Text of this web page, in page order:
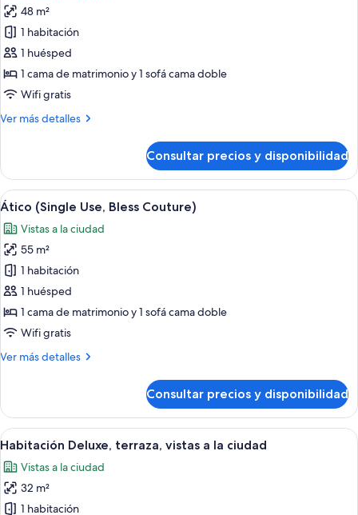
fotos
de
Suite
(Single
Use,
Blessed
Barcelona)
48 m²
1 habitación
1 huésped
1 cama de matrimonio y 1 sofá cama doble
Wifi gratis
Ver más detalles
Más
(Single
Use,
Blessed
Barcelona)
Consultar precios y disponibilidad
Abrir
todas
las
fotos
de
Ático
(Single
Use,
Couture)
Ropa de cama de alta calidad,
6
Ático (Single Use, Bless Couture)
Vistas a la ciudad
55 m²
1 habitación
1 huésped
1 cama de matrimonio y 1 sofá cama doble
Wifi gratis
Ver más detalles
Más
(Single
Use,
Bless
Consultar precios y disponibilidad
Abrir
todas
las
fotos
de
Ropa de cama de alta calidad,
13
Habitación Deluxe, terraza, vistas a la ciudad
Vistas a la ciudad
32 m²
1 habitación